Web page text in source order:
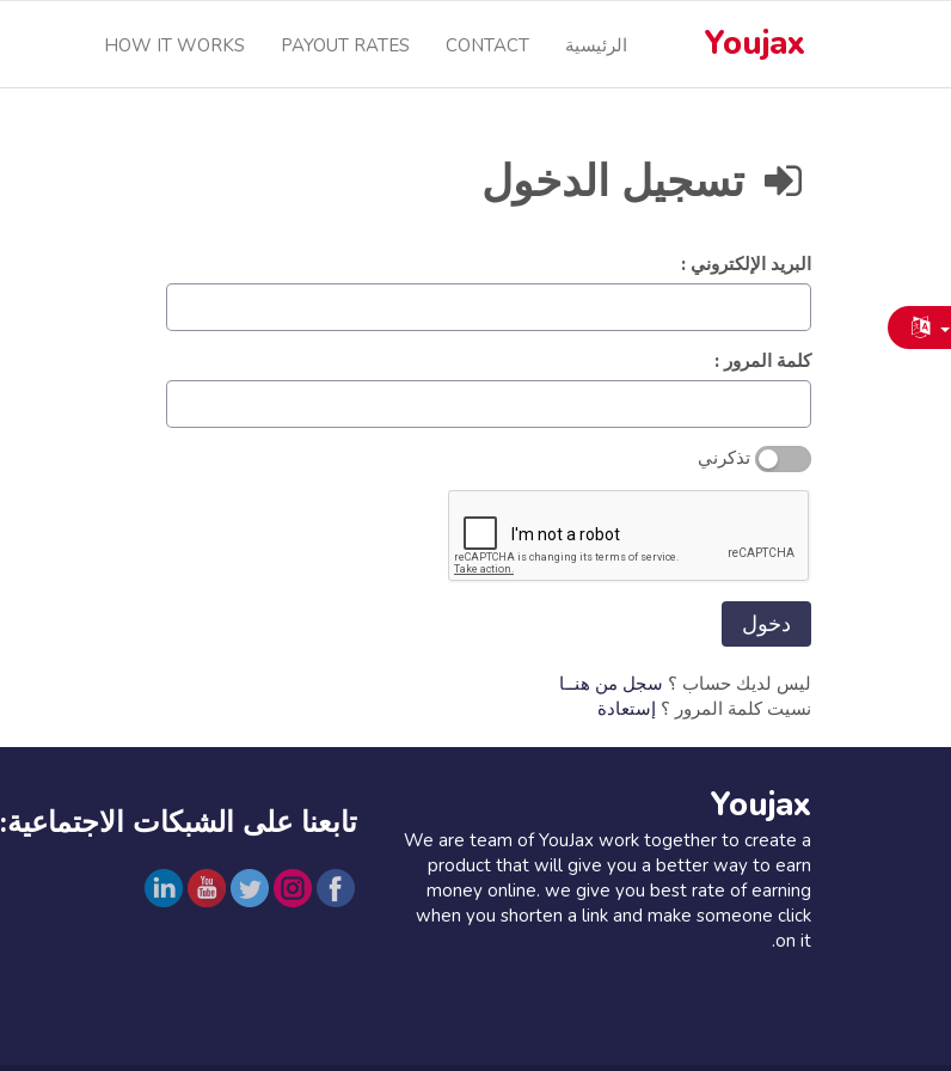
Youjax الرئيسية CONTACT
PAYOUT RATES
HOW IT WORKS
تسجيل الدخول
البريد الإلكتروني :
كلمة المرور :
تذكرني
ليس لديك حساب ؟ سجل من هنــا
نسيت كلمة المرور ؟ إستعادة
Youjax
We are team of YouJax work together to create a
product that will give you a better way to earn
money online. we give you best rate of earning
when you shorten a link and make someone click
on it.
تابعنا على الشبكات الاجتماعية: